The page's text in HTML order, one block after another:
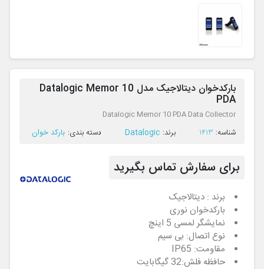
بارکدخوان دیتالاجیک مدل Datalogic Memor 10
PDA
Datalogic Memor 10 PDA Data Collector
ﺷﻨﺎﺳﻪ: 1413 ﺑﺮﻧﺪ: Datalogic ﺩﺳﺘﻪ ﺑﻨﺪی: بارکد خوان
برای سفارش تماس بگیرید
برند : دیتالاجیک
بارکدخوان نوری
نمایشگر لمسی 5 اینچ
نوع اتصال: بی سیم
مقاومت: IP65
حافظه فلش:32 گیگابایت